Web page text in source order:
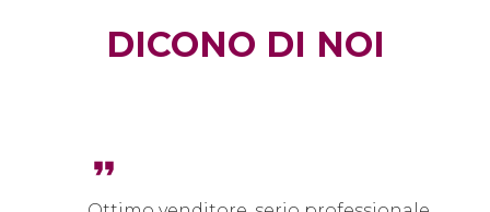
DICONO DI NOI
format_quote